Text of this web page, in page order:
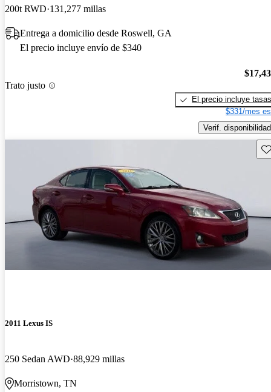
200t RWD 131,277 millas
Entrega a domicilio desde Roswell, GA
El precio incluye envío de $340
Trato justo
El precio incluye tasas
$331/mes
Verif. disponibilidad
2011 Lexus IS
250 Sedan AWD 88,929 millas
Morristown, TN